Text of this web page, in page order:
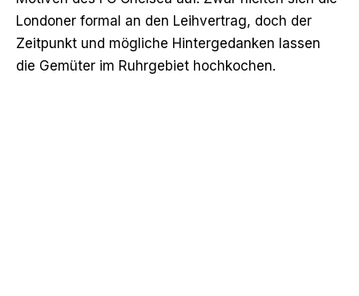
Londoner formal an den Leihvertrag, doch der
Zeitpunkt und mögliche Hintergedanken lassen
die Gemüter im Ruhrgebiet hochkochen.